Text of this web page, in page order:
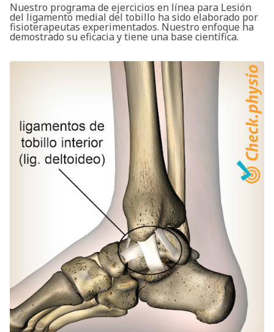
Nuestro programa de ejercicios en línea para Lesión
del ligamento medial del tobillo ha sido elaborado por
fisioterapeutas experimentados. Nuestro enfoque ha
demostrado su eficacia y tiene una base científica.